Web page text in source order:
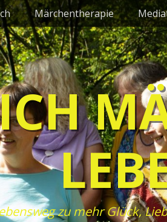
Märchentherapie
zu mehr Glück,